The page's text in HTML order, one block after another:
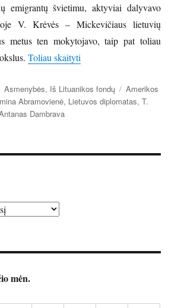
emigrantų švietimu, aktyviai dalyvavo
V. Krėvės – Mickevičiaus lietuvių
metus ten mokytojavo, taip pat toliau
Toliau skaityti
Kategorijos
Asmenybės, Iš Lituanikos fondų Žymos
Amerikos
Abramovienė, Lietuvos diplomatas,T.
Dambrava
mėn.